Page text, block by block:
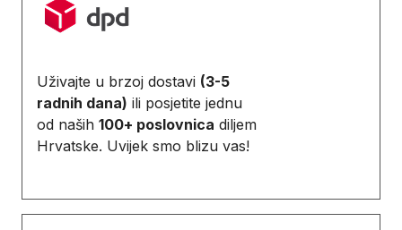
Uživajte u brzoj dostavi (3-5
radnih dana) ili posjetite jednu
od naših 100+ poslovnica diljem
Hrvatske. Uvijek smo blizu vas!